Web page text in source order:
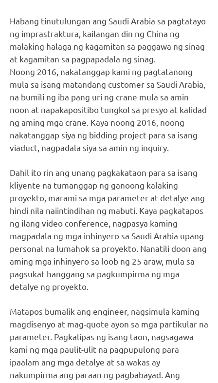
Habang tinutulungan ang Saudi Arabia sa pagtatayo
ng imprastraktura, kailangan din ng China ng
malaking halaga ng kagamitan sa paggawa ng sinag
at kagamitan sa pagpapadala ng sinag.
Noong 2016, nakatanggap kami ng pagtatanong
mula sa isang matandang customer sa Saudi Arabia,
na bumili ng iba pang uri ng crane mula sa amin
noon at napakapositibo tungkol sa presyo at kalidad
ng aming mga crane. Kaya noong 2016, noong
nakatanggap siya ng bidding project para sa isang
viaduct, nagpadala siya sa amin ng inquiry.
Dahil ito rin ang unang pagkakataon para sa isang
kliyente na tumanggap ng ganoong kalaking
proyekto, marami sa mga parameter at detalye ang
hindi nila naiintindihan ng mabuti. Kaya pagkatapos
ng ilang video conference, nagpasya kaming
magpadala ng mga inhinyero sa Saudi Arabia upang
personal na lumahok sa proyekto. Nanatili doon ang
aming mga inhinyero sa loob ng 25 araw, mula sa
pagsukat hanggang sa pagkumpirma ng mga
detalye ng proyekto.
Matapos bumalik ang engineer, nagsimula kaming
magdisenyo at mag-quote ayon sa mga partikular na
parameter. Pagkalipas ng isang taon, nagsagawa
kami ng mga paulit-ulit na pagpupulong para
ipaalam ang mga detalye at sa wakas ay
nakumpirma ang paraan ng pagbabayad. Ang